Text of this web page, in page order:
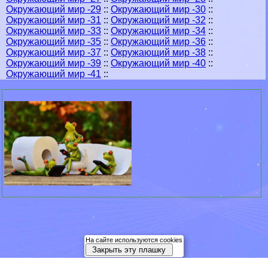
Окружающий мир -29 :: Окружающий мир -30 ::
Окружающий мир -31 :: Окружающий мир -32 ::
Окружающий мир -33 :: Окружающий мир -34 ::
Окружающий мир -35 :: Окружающий мир -36 ::
Окружающий мир -37 :: Окружающий мир -38 ::
Окружающий мир -39 :: Окружающий мир -40 ::
Окружающий мир -41 ::
На сайте используются cookies
Закрыть эту плашку